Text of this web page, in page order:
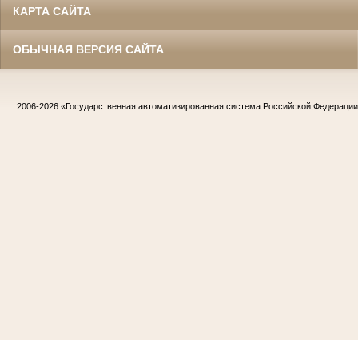
КАРТА САЙТА
ОБЫЧНАЯ ВЕРСИЯ САЙТА
2006-2026 «Государственная автоматизированная система Российской